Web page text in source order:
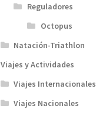
Reguladores
Octopus
Natación-Triathlon
Viajes y Actividades
Viajes Internacionales
Viajes Nacionales